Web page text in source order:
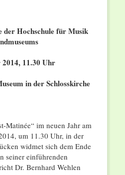
der Hochschule für Musik
11.30 Uhr
in der Schlosskirche
Matinée“ im neuen Jahr am
um 11.30 Uhr, in der
widmet sich dem Ende
seiner einführenden
Dr. Bernhard Wehlen